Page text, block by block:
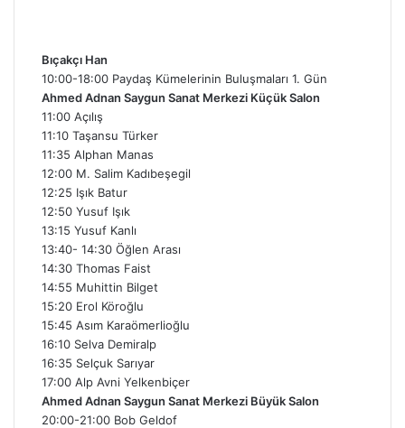
Bıçakçı Han
10:00-18:00 Paydaş Kümelerinin Buluşmaları 1. Gün
Ahmed Adnan Saygun Sanat Merkezi Küçük Salon
11:00 Açılış
11:10 Taşansu Türker
11:35 Alphan Manas
12:00 M. Salim Kadıbeşegil
12:25 Işık Batur
12:50 Yusuf Işık
13:15 Yusuf Kanlı
13:40- 14:30 Öğlen Arası
14:30 Thomas Faist
14:55 Muhittin Bilget
15:20 Erol Köroğlu
15:45 Asım Karaömerlioğlu
16:10 Selva Demiralp
16:35 Selçuk Sarıyar
17:00 Alp Avni Yelkenbiçer
Ahmed Adnan Saygun Sanat Merkezi Büyük Salon
20:00-21:00 Bob Geldof